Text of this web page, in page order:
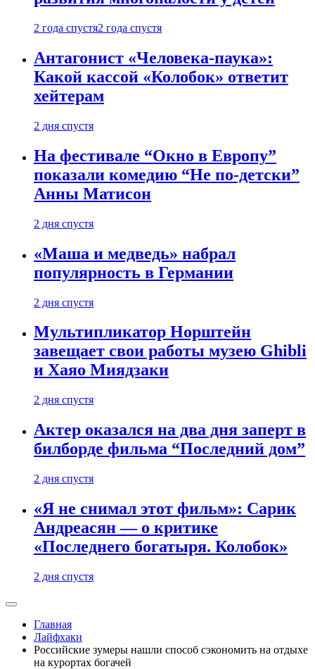
2 года спустя2 года спустя
Антагонист «Человека-паука»:
Какой кассой «Колобок» ответит
хейтерам
2 дня спустя
На фестивале “Окно в Европу”
показали комедию “Не по-детски”
Анны Матисон
2 дня спустя
«Маша и медведь» набрал
популярность в Германии
2 дня спустя
Мультипликатор Норштейн
завещает свои работы музею Ghibli
и Хаяо Миядзаки
2 дня спустя
Актер оказался на два дня заперт в
билборде фильма “Последний дом”
2 дня спустя
«Я не снимал этот фильм»: Сарик
Андреасян — о критике
«Последнего богатыря. Колобок»
2 дня спустя
Главная
Лайфхаки
Российские зумеры нашли способ сэкономить на отдыхе
на курортах богачей